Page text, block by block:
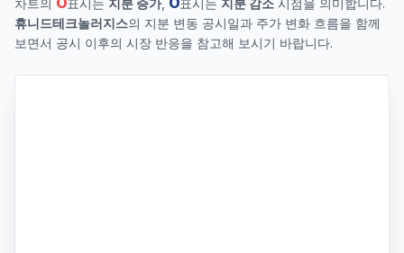
차트의
표시는 지분 증가, 표시는 지분 감소 시점을 의미합니다.
휴니드테크놀러지스의 지분 변동 공시일과 주가 변화 흐름을 함께
보면서 공시 이후의 시장 반응을 참고해 보시기 바랍니다.